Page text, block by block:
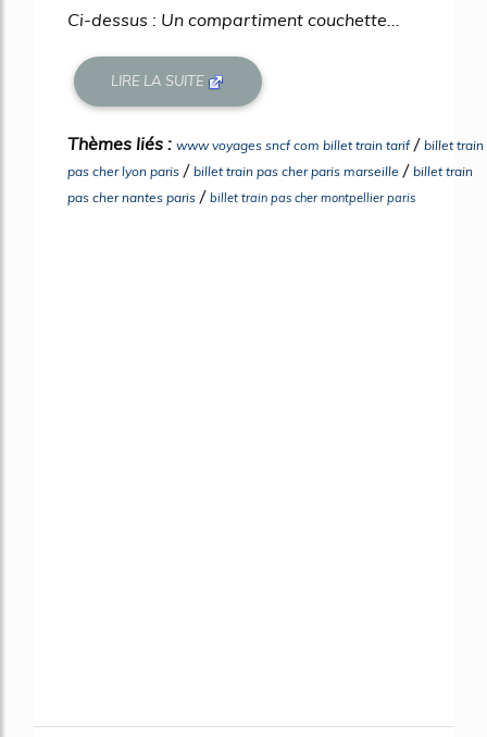
Ci-dessus : Un compartiment couchette...
LIRE LA SUITE
Thèmes liés : www voyages sncf com billet train tarif/ billet train
pas cher lyon paris / billet train pas cher paris marseille / billet train
pas cher nantes paris / billet train pas cher montpellier paris